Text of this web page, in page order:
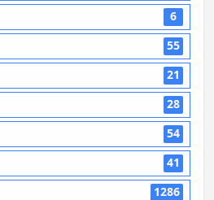
6
55
21
28
54
41
1286